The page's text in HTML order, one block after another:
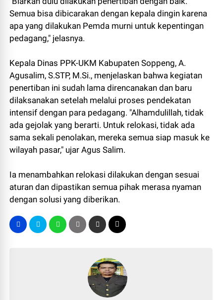
Semua bisa dibicarakan dengan kepala dingin karena
apa yang dilakukan Pemda murni untuk kepentingan
pedagang," jelasnya.
Kepala Dinas PPK-UKM Kabupaten Soppeng, A.
Agusalim, S.STP, M.Si., menjelaskan bahwa kegiatan
penertiban ini sudah lama direncanakan dan baru
dilaksanakan setelah melalui proses pendekatan
intensif dengan para pedagang. "Alhamdulillah, tidak
ada gejolak yang berarti. Untuk relokasi, tidak ada
sama sekali penolakan, mereka semua siap masuk ke
wilayah pasar," ujar Agus Salim.
Ia menambahkan relokasi dilakukan dengan sesuai
aturan dan dipastikan semua pihak merasa nyaman
dengan solusi yang diberikan.